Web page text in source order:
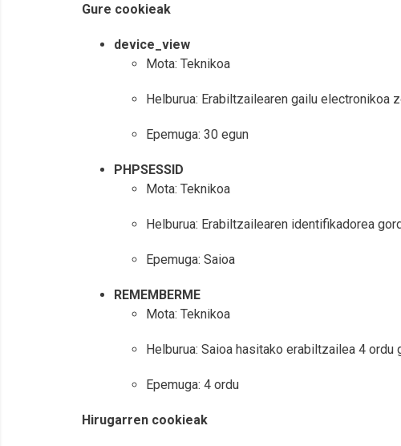
Gure cookieak
device_view
Mota: Teknikoa
Helburua: Erabiltzailearen gailu electronikoa
Epemuga: 30 egun
PHPSESSID
Mota: Teknikoa
Helburua: Erabiltzailearen identifikadorea
Epemuga: Saioa
REMEMBERME
Mota: Teknikoa
Helburua: Saioa hasitako erabiltzailea 4 ordu
Epemuga: 4 ordu
Hirugarren cookieak